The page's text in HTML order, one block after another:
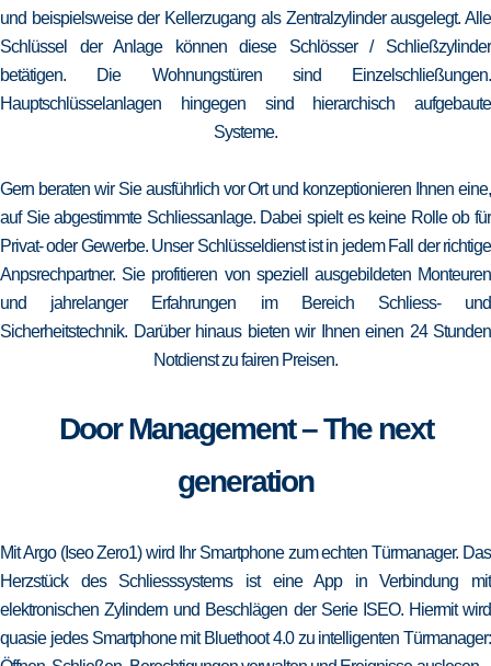
und beispielsweise der Kellerzugang als Zentralzylinder ausgelegt. Alle
Schlüssel der Anlage können diese Schlösser / Schließzylinder
betätigen. Die Wohnungstüren sind Einzelschließungen.
Hauptschlüsselanlagen hingegen sind hierarchisch aufgebaute
Systeme.
Gern beraten wir Sie ausführlich vor Ort und konzeptionieren Ihnen eine,
auf Sie abgestimmte Schliessanlage. Dabei spielt es keine Rolle ob für
Privat- oder Gewerbe. Unser Schlüsseldienst ist in jedem Fall der richtige
Anpsrechpartner. Sie profitieren von speziell ausgebildeten Monteuren
und jahrelanger Erfahrungen im Bereich Schliess- und
Sicherheitstechnik. Darüber hinaus bieten wir Ihnen einen 24 Stunden
Notdienst zu fairen Preisen.
Door Management – The next
generation
Mit Argo (Iseo Zero1) wird Ihr Smartphone zum echten Türmanager. Das
Herzstück des Schliesssystems ist eine App in Verbindung mit
elektronischen Zylindern und Beschlägen der Serie ISEO. Hiermit wird
quasie jedes Smartphone mit Bluethoot 4.0 zu intelligenten Türmanager: